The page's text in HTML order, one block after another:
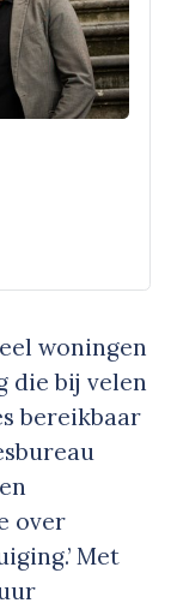
woningen
die bij velen
bereikbaar
over
Met